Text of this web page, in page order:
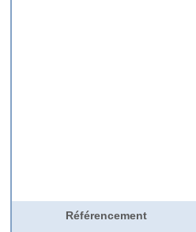
Référencement